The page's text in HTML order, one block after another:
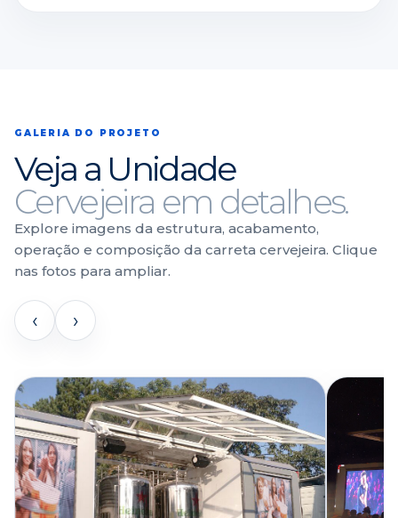
GALERIA DO PROJETO
Veja a Unidade
Cervejeira em detalhes.
Explore imagens da estrutura, acabamento,
operação e composição da carreta cervejeira. Clique
nas fotos para ampliar.
‹ ›